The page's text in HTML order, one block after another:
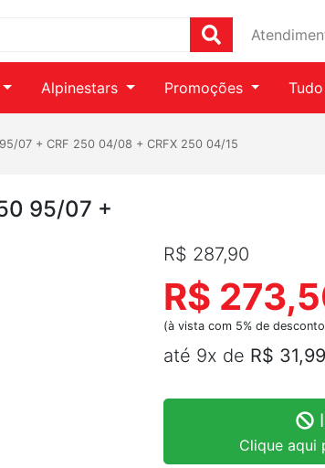
Alpinestars Promoções
07 + CRF 250 04/08 + CRFX 250 04/15
95/07 +
R$ 287,90
R$
(à vista com 5% de
até 9x de R$ 31,99
Clique aqui